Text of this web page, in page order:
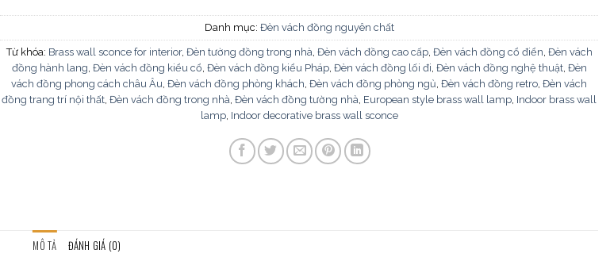
Danh mục: Đèn vách đồng nguyên chất
Từ khóa: Brass wall sconce for interior, Đèn tường đồng trong nhà, Đèn vách đồng cao cấp, Đèn vách đồng cổ điển, Đèn vách
đồng hành lang, Đèn vách đồng kiểu cổ, Đèn vách đồng kiểu Pháp, Đèn vách đồng lối đi, Đèn vách đồng nghệ thuật, Đèn
vách đồng phong cách châu Âu, Đèn vách đồng phòng khách, Đèn vách đồng phòng ngủ, Đèn vách đồng retro, Đèn vách
đồng trang trí nội thất, Đèn vách đồng trong nhà, Đèn vách đồng tường nhà, European style brass wall lamp, Indoor brass wall
lamp, Indoor decorative brass wall sconce
MÔ TẢ ĐÁNH GIÁ (0)